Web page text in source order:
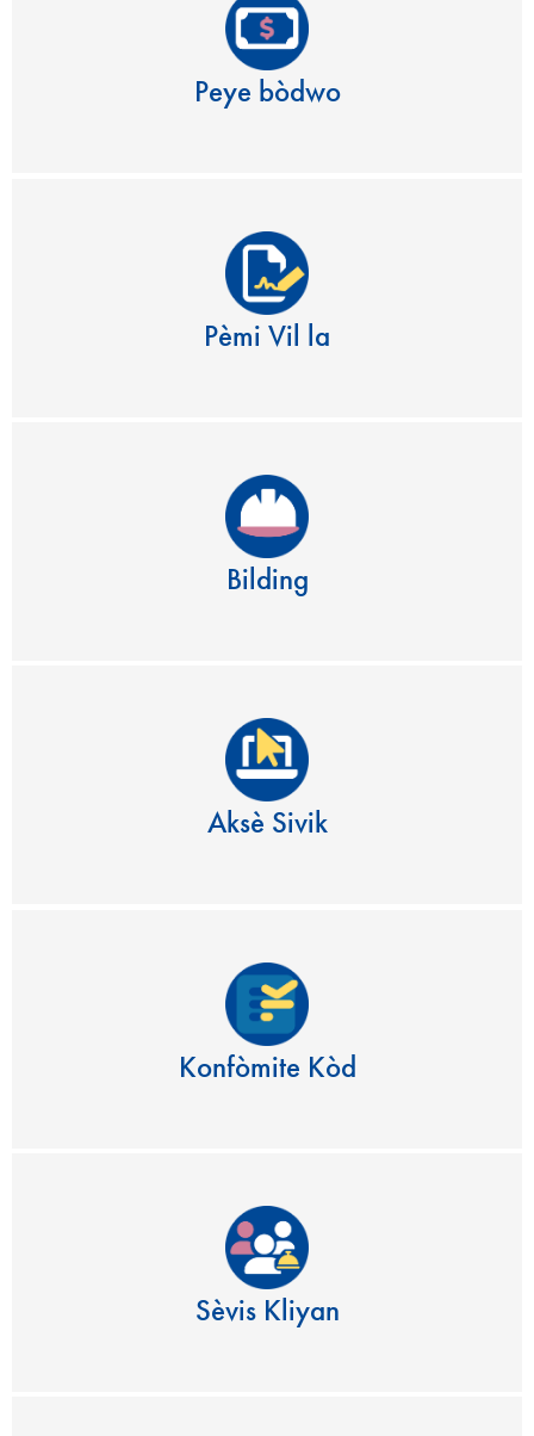
Peye bòdwo
Pèmi Vil la
Bilding
Aksè Sivik
Konfòmite Kòd
Sèvis Kliyan